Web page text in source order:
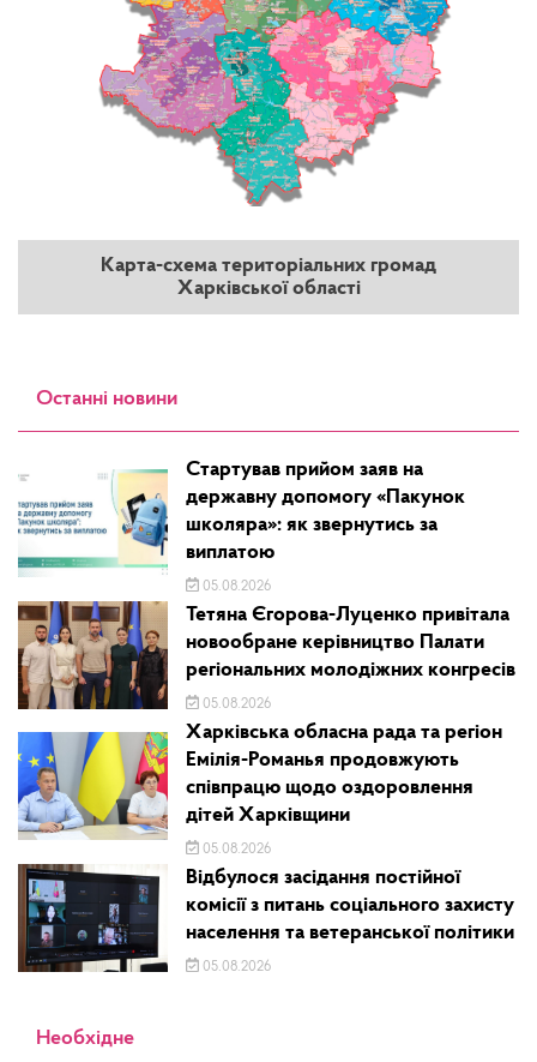
Карта-схема територіальних громад
Харківської області
Останні новини
Стартував прийом заяв на
державну допомогу «Пакунок
школяра»: як звернутись за
виплатою
05.08.2026
Тетяна Єгорова-Луценко привітала
новообране керівництво Палати
регіональних молодіжних конгресів
05.08.2026
Харківська обласна рада та регіон
Емілія-Романья продовжують
співпрацю щодо оздоровлення
дітей Харківщини
05.08.2026
Відбулося засідання постійної
комісії з питань соціального захисту
населення та ветеранської політики
05.08.2026
Необхідне